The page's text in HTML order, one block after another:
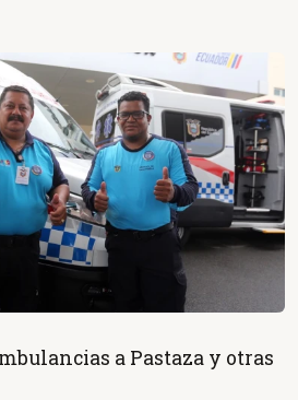
a Pastaza y otras